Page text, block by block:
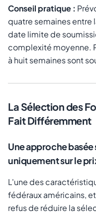
Conseil pratique :
quatre semaines entre
date limite de
complexité moyenne.
à huit semaines sont
La Sélection des
Fait Différemment
Une approche basée
uniquement sur le
L'une des
fédéraux américains,
refus de réduire la